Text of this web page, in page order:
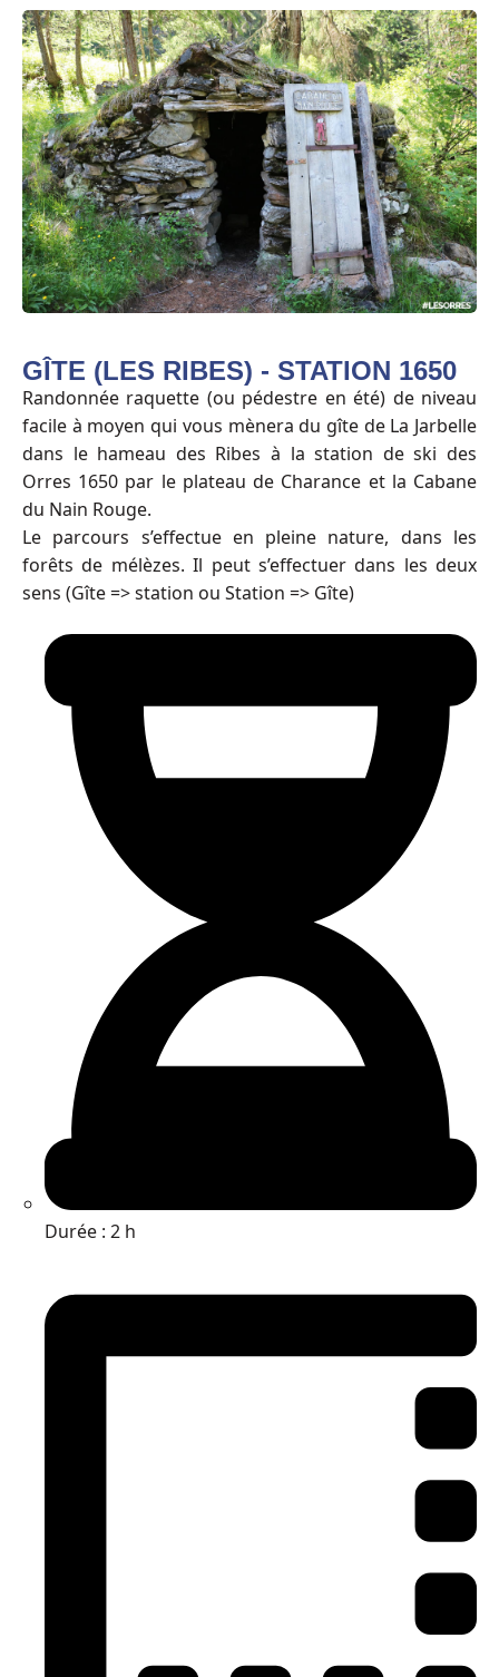
GÎTE (LES RIBES) - STATION 1650
Randonnée raquette (ou pédestre en été) de niveau
facile à moyen qui vous mènera du gîte de La Jarbelle
dans le hameau des Ribes à la station de ski des
Orres 1650 par le plateau de Charance et la Cabane
du Nain Rouge.
Le parcours s’effectue en pleine nature, dans les
forêts de mélèzes. Il peut s’effectuer dans les deux
sens (Gîte => station ou Station => Gîte)
Durée : 2 h